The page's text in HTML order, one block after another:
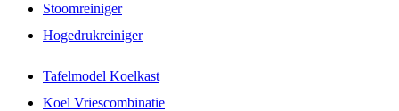
Stoomreiniger
Hogedrukreiniger
Tafelmodel Koelkast
Koel Vriescombinatie